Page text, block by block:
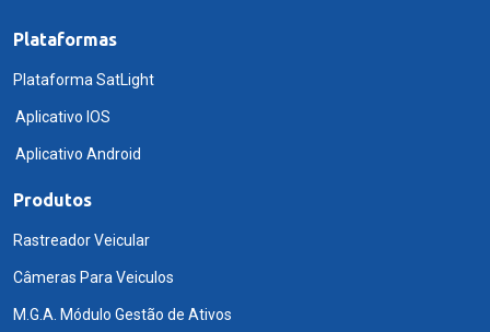
Plataformas
Plataforma SatLight
Aplicativo IOS
Aplicativo Android
Produtos
Rastreador Veicular
Câmeras Para Veiculos
M.G.A. Módulo Gestão de Ativos